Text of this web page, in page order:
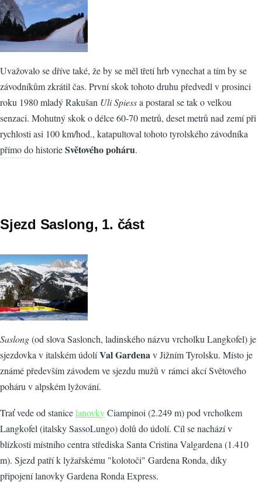
Uvažovalo se dříve také, že by se měl třetí hrb vynechat a tím by se
závodníkům zkrátil čas. První skok tohoto druhu předvedl v prosinci
roku 1980 mladý Rakušan Uli Spiessa postaral se tak o velkou
senzaci. Mohutný skok o délce 60-70 metrů, deset metrů nad zemí při
rychlosti asi 100 km/hod., katapultoval tohoto tyrolského závodníka
přímo do historieSvětového poháru.
Sjezd Saslong, 1. část
Saslong(od slova Saslonch, ladinského názvu vrcholku Langkofel) je
sjezdovka v italském údolíVal Gardenav Jižním Tyrolsku. Místo je
známé především závodem ve sjezdu mužů v rámci akcí Světového
poháru v alpském lyžování.
Trať vede od stanicelanovkyCiampinoi (2.249 m) pod vrcholkem
Langkofel (italsky SassoLungo) dolů do údolí. Cíl se nachází v
blízkosti místního centra střediska Santa Cristina Valgardena (1.410
m). Sjezd patří k lyžařskému "kolotoči" Gardena Ronda, díky
připojení lanovky Gardena Ronda Express.